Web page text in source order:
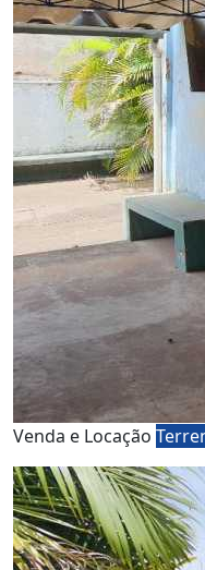
Venda e Locação